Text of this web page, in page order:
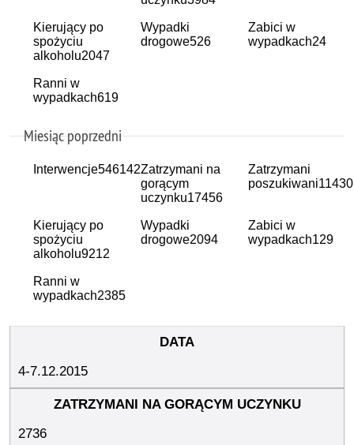
Kierujący po
spożyciu
alkoholu2047
Wypadki
drogowe526
Zabici w
wypadkach24
Ranni w
wypadkach619
Miesiąc poprzedni
Interwencje546142Zatrzymani na
gorącym
uczynku17456
Zatrzymani
poszukiwani11430
Kierujący po
spożyciu
alkoholu9212
Wypadki
drogowe2094
Zabici w
wypadkach129
Ranni w
wypadkach2385
4-7.12.2015
2736